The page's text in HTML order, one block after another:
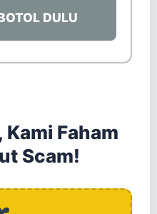
DULU
Kami Faham
Scam!